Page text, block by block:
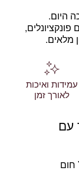
היום.
מלאים.
עמידות ואיכות
לאורך זמן
עם
טייץ קצר YOGA חום